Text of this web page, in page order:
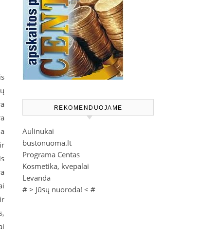
REKOMENDUOJAME
Aulinukai
bustonuoma.lt
Programa Centas
Kosmetika, kvepalai
Levanda
# > Jūsų nuoroda! < #